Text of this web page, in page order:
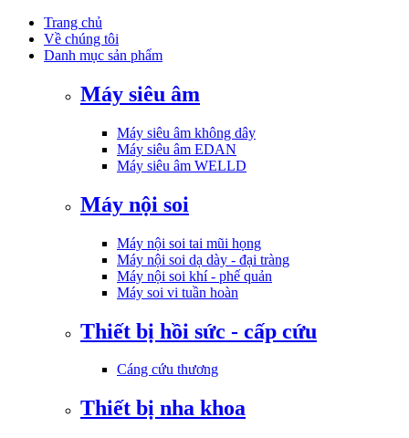
Trang chủ
Về chúng tôi
Danh mục sản phẩm
Máy siêu âm
Máy siêu âm không dây
Máy siêu âm EDAN
Máy siêu âm WELLD
Máy nội soi
Máy nội soi tai mũi họng
Máy nội soi dạ dày - đại tràng
Máy nội soi khí - phế quản
Máy soi vi tuần hoàn
Thiết bị hồi sức - cấp cứu
Cáng cứu thương
Thiết bị nha khoa